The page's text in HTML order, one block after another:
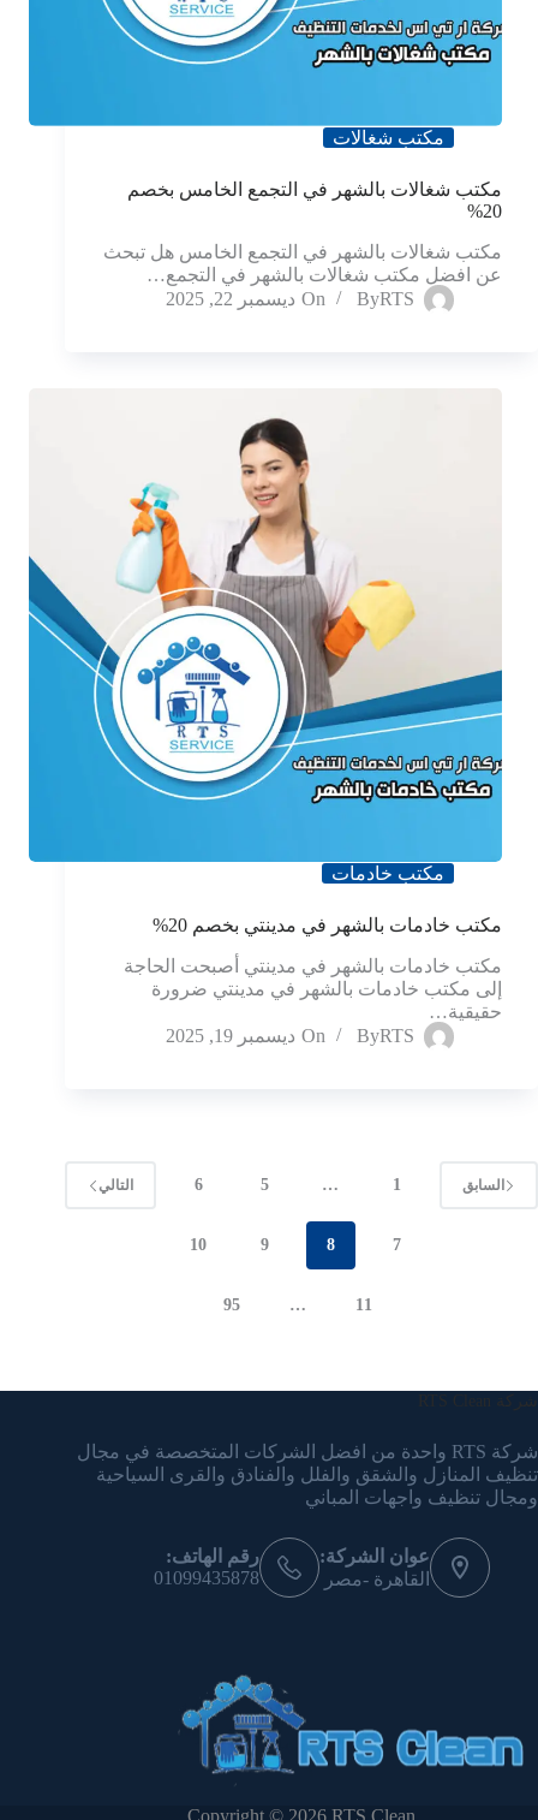
مكتب شغالات
مكتب شغالات بالشهر في التجمع الخامس بخصم
20%
مكتب شغالات بالشهر في التجمع الخامس هل تبحث
عن افضل مكتب شغالات بالشهر في التجمع…
ByRTS
On ديسمبر 22, 2025
مكتب خادمات
مكتب خادمات بالشهر في مدينتي بخصم 20%
مكتب خادمات بالشهر في مدينتي أصبحت الحاجة
إلى مكتب خادمات بالشهر في مدينتي ضرورة
حقيقية…
ByRTS
On ديسمبر 19, 2025
السابق 1
…
5
6
7
8
9
10
11
…
95
التالي
شركة RTS Clean
شركة RTS واحدة من افضل الشركات المتخصصة في مجال
تنظيف المنازل والشقق والفلل والفنادق والقرى السياحية
ومجال تنظيف واجهات المباني
عوان الشركة:
القاهرة -مصر
رقم الهاتف:
01099435878
Copyright © 2026 RTS Clean